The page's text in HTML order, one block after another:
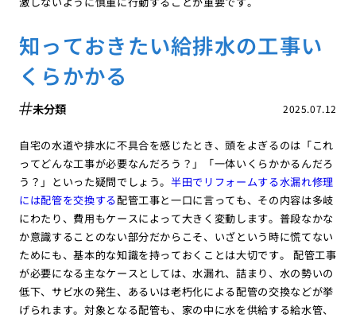
知っておきたい給排水の工事い
くらかかる
2025.07.12
未分類
自宅の水道や排水に不具合を感じたとき、頭をよぎるのは「これ
ってどんな工事が必要なんだろう？」「一体いくらかかるんだろ
う？」といった疑問でしょう。半田でリフォームする水漏れ修理
には配管を交換する配管工事と一口に言っても、その内容は多岐
にわたり、費用もケースによって大きく変動します。普段なかな
か意識することのない部分だからこそ、いざという時に慌てない
ためにも、基本的な知識を持っておくことは大切です。 配管工事
が必要になる主なケースとしては、水漏れ、詰まり、水の勢いの
低下、サビ水の発生、あるいは老朽化による配管の交換などが挙
げられます。対象となる配管も、家の中に水を供給する給水管、